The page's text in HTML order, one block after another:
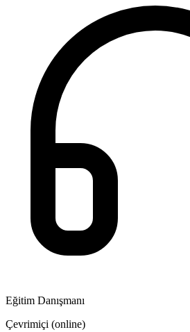
Eğitim Danışmanı
Çevrimiçi (online)